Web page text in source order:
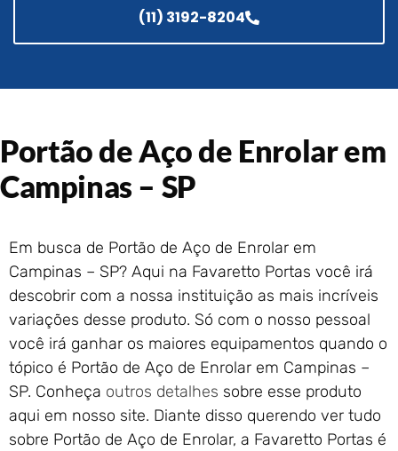
Portão de Garagem de
Enrolar em São Gonçalo – RJ
Enrolar em Rio das Ostras –
Enrolar em Queimados – RJ
Portão de Garagem de
Enrolar em Nova Iguaçu – RJ
Portão de Garagem de
Enrolar em Nova Friburgo –
RJ
(11) 3192-8204
Portão de Aço de Enrolar em
Campinas – SP
Em busca de Portão de Aço de Enrolar em
Campinas – SP? Aqui na Favaretto Portas você irá
descobrir com a nossa instituição as mais incríveis
variações desse produto. Só com o nosso pessoal
você irá ganhar os maiores equipamentos quando o
tópico é Portão de Aço de Enrolar em Campinas –
SP. Conheça outros detalhes sobre esse produto
aqui em nosso site. Diante disso querendo ver tudo
sobre Portão de Aço de Enrolar, a Favaretto Portas é